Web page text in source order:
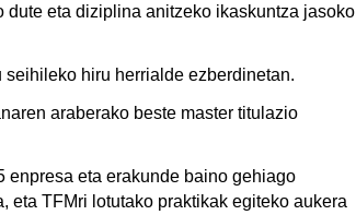
dute eta diziplina anitzeko ikaskuntza jasoko
seihileko hiru herrialde ezberdinetan.
araberako beste master titulazio
enpresa eta erakunde baino gehiago
eta TFMri lotutako praktikak egiteko aukera